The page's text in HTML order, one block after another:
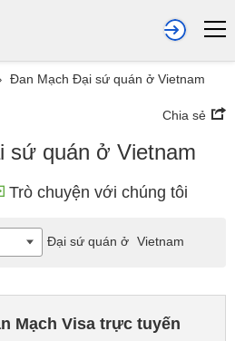
Đan Mạch Đại sứ quán ở Vietnam
Chia sẻ
sứ quán ở Vietnam
Trò chuyện với chúng tôi
Mạch Visa trực tuyến
Đại sứ quán ở Vietnam